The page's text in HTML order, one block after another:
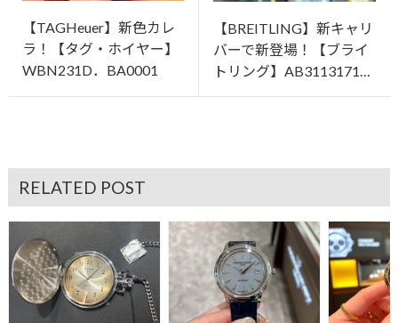
【TAGHeuer】新色カレ
ラ！【タグ・ホイヤー】
WBN231D．BA0001
【BREITLING】新キャリ
バーで新登場！【ブライ
トリング】AB3113171…
RELATED POST